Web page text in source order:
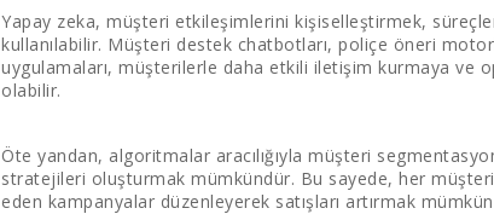
Yapay zeka, müşteri etkileşimlerini kişiselleştirmek,
kullanılabilir. Müşteri destek chatbotları, poliçe öneri
uygulamaları, müşterilerle daha etkili iletişim kurmaya ve
olabilir.
Öte yandan, algoritmalar aracılığıyla müşteri
stratejileri oluşturmak mümkündür. Bu sayede, her
eden kampanyalar düzenleyerek satışları artırmak